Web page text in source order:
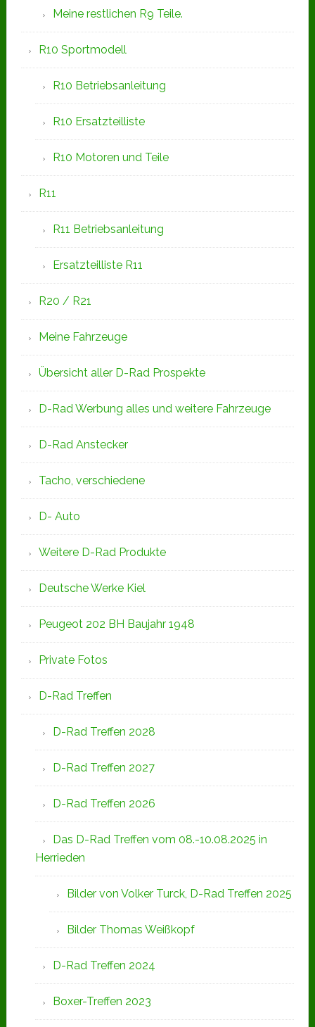
Meine restlichen R9 Teile.
R10 Sportmodell
R10 Betriebsanleitung
R10 Ersatzteilliste
R10 Motoren und Teile
R11
R11 Betriebsanleitung
Ersatzteilliste R11
R20 / R21
Meine Fahrzeuge
Übersicht aller D-Rad Prospekte
D-Rad Werbung alles und weitere Fahrzeuge
D-Rad Anstecker
Tacho, verschiedene
D- Auto
Weitere D-Rad Produkte
Deutsche Werke Kiel
Peugeot 202 BH Baujahr 1948
Private Fotos
D-Rad Treffen
D-Rad Treffen 2028
D-Rad Treffen 2027
D-Rad Treffen 2026
Das D-Rad Treffen vom 08.-10.08.2025 in
Herrieden
Bilder von Volker Turck, D-Rad Treffen 2025
Bilder Thomas Weißkopf
D-Rad Treffen 2024
Boxer-Treffen 2023